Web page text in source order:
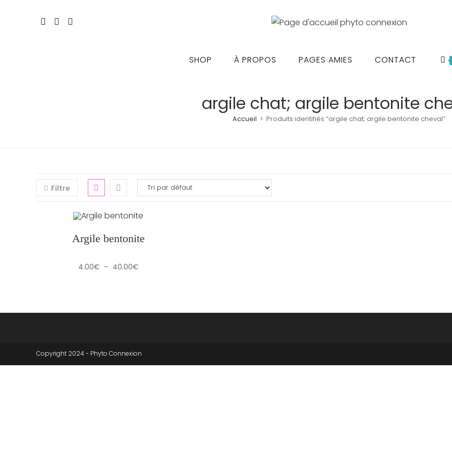
SHOP À PROPOS PAGES AMIES CONTACT
argile chat; argile bentonite
Accueil > Produits identifiés “argile chat; argile bentonite cheval”
Filtre
Argile bentonite
4.00€ – 40.00€Plage
Copyright 2024 - Phyto Connexion